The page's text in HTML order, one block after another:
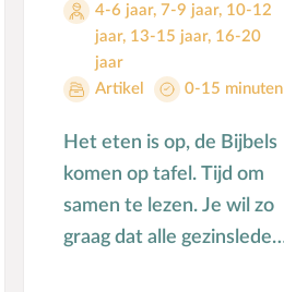
4-6 jaar, 7-9 jaar, 10-12
jaar, 13-15 jaar, 16-20
jaar
Artikel
0-15 minuten
Het eten is op, de Bijbels
komen op tafel. Tijd om
samen te lezen. Je wil zo
graag dat alle gezinsleden